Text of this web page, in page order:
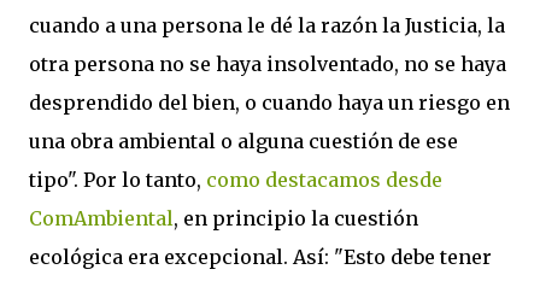
cuando a una persona le dé la razón la Justicia, la
otra persona no se haya insolventado, no se haya
desprendido del bien, o cuando haya un riesgo en
una obra ambiental o alguna cuestión de ese
tipo". Por lo tanto, como destacamos desde
ComAmbiental, en principio la cuestión
ecológica era excepcional. Así: "Esto debe tener